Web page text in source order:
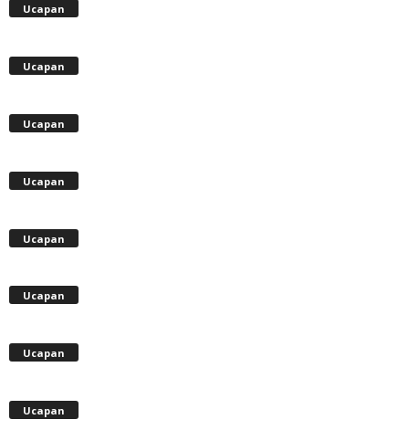
Ucapan
Ucapan
Ucapan
Ucapan
Ucapan
Ucapan
Ucapan
Ucapan